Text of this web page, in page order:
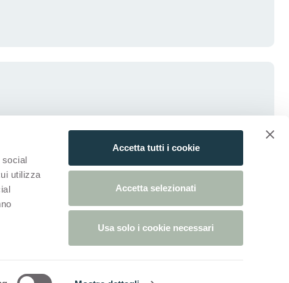
social
utilizza
Accetta tutti i cookie
Accetta selezionati
Usa solo i cookie necessari
Cookie-Hinweis